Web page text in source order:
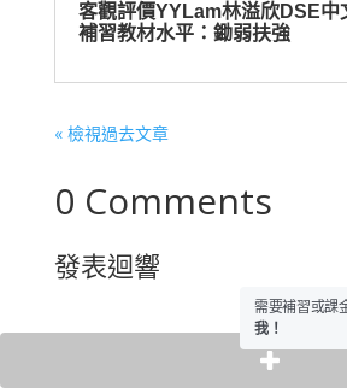
客觀評價YYLam林溢欣DSE中
補習教材水平：鋤弱扶強
« 檢視過去文章
0 Comments
發表迴響
需要補習或課
我！